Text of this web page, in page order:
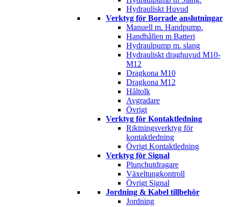
Hydrauliskt Huvud
Verktyg för Borrade anslutningar
Manuell m. Handpump.
Handhållen m Batteri
Hydraulpump m. slang
Hydrauliskt draghuvud M10-
M12
Dragkona M10
Dragkona M12
Håltolk
Avgradare
Övrigt
Verktyg för Kontaktledning
Riktningsverktyg för
kontaktledning
Övrigt Kontaktledning
Verktyg för Signal
Plunchutdragare
Växeltungkontroll
Övrigt Signal
Jordning & Kabel tillbehör
Jordning